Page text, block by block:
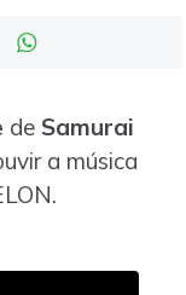
de Samurai
a música